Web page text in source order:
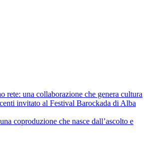
rete: una collaborazione che genera cultura
invitato al Festival Barockada di Alba
coproduzione che nasce dall’ascolto e